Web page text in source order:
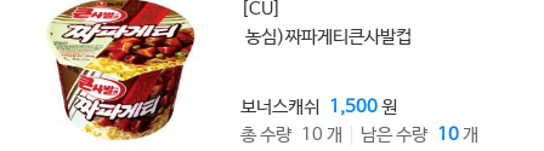
[CU]
농심)짜파게티큰사발컵
보너스캐쉬 1,500원
총 수량 10 개
남은 수량 10개